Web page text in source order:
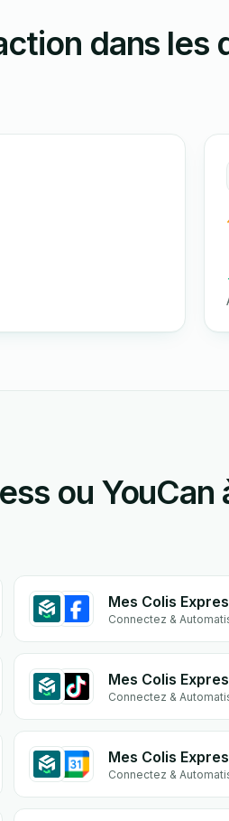
dans les
ou YouCan
Connectez &
Connectez &
Connectez &